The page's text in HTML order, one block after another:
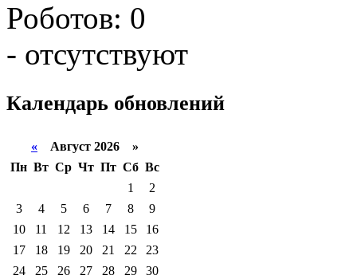
Роботов: 0
- отсутствуют
Календарь обновлений
« Август 2026 »
Пн Вт Ср Чт Пт Сб Вс
1
2
3
4 5 6 7 8
9
10
11 12 13 14 15
16
17
18 19 20 21 22
23
24
25 26 27 28 29
30